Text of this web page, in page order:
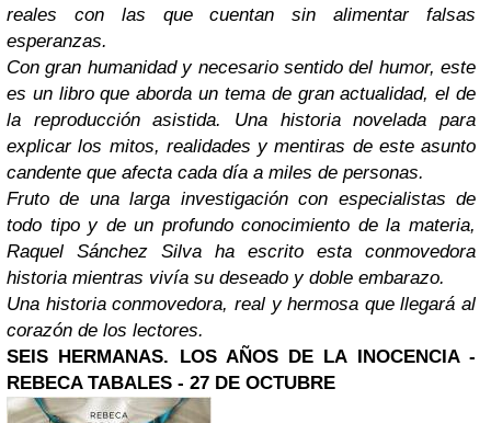
reales con las que cuentan sin alimentar falsas
esperanzas.
Con gran humanidad y necesario sentido del humor, este
es un libro que aborda un tema de gran actualidad, el de
la reproducción asistida. Una historia novelada para
explicar los mitos, realidades y mentiras de este asunto
candente que afecta cada día a miles de personas.
Fruto de una larga investigación con especialistas de
todo tipo y de un profundo conocimiento de la materia,
Raquel Sánchez Silva ha escrito esta conmovedora
historia mientras vivía su deseado y doble embarazo.
Una historia conmovedora, real y hermosa que llegará al
corazón de los lectores.
SEIS HERMANAS. LOS AÑOS DE LA INOCENCIA -
REBECA TABALES - 27 DE OCTUBRE